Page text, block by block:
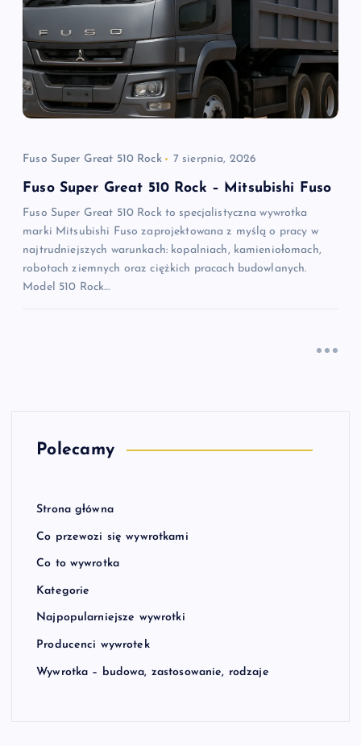
Fuso Super Great 510 Rock 7 sierpnia, 2026
Fuso Super Great 510 Rock – Mitsubishi Fuso
Fuso Super Great 510 Rock to specjalistyczna wywrotka
marki Mitsubishi Fuso zaprojektowana z myślą o pracy w
najtrudniejszych warunkach: kopalniach, kamieniołomach,
robotach ziemnych oraz ciężkich pracach budowlanych.
Model 510 Rock…
Polecamy
Strona główna
Co przewozi się wywrotkami
Co to wywrotka
Kategorie
Najpopularniejsze wywrotki
Producenci wywrotek
Wywrotka – budowa, zastosowanie, rodzaje